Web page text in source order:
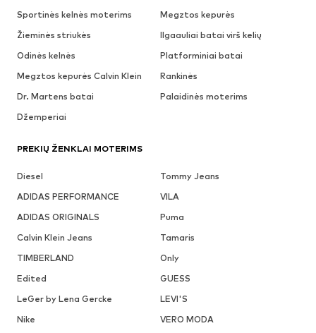
Sportinės kelnės moterims
Megztos kepurės
Žieminės striukės
Ilgaauliai batai virš kelių
Odinės kelnės
Platforminiai batai
Megztos kepurės Calvin Klein
Rankinės
Dr. Martens batai
Palaidinės moterims
Džemperiai
PREKIŲ ŽENKLAI MOTERIMS
Diesel
Tommy Jeans
ADIDAS PERFORMANCE
VILA
ADIDAS ORIGINALS
Puma
Calvin Klein Jeans
Tamaris
TIMBERLAND
Only
Edited
GUESS
LeGer by Lena Gercke
LEVI'S
Nike
VERO MODA